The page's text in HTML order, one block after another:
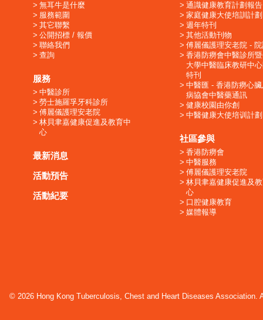
無耳牛是什麼
服務範圍
其它聯繫
公開招標 / 報價
聯絡我們
查詢
服務
中醫診所
勞士施羅孚牙科診所
傅麗儀護理安老院
林貝聿嘉健康促進及教育中
心
最新消息
活動預告
活動紀要
通識健康教育計劃報告
家庭健康大使培訓計劃
週年特刊
其他活動刊物
傅麗儀護理安老院 -
香港防癆會中醫診所
大學中醫臨床教研中
特刊
中醫匯 - 香港防癆心
病協會中醫藥通訊
健康校園由你創
中醫健康大使培训計劃
社區參與
香港防癆會
中醫服務
傅麗儀護理安老院
林貝聿嘉健康促進及
心
口腔健康教育
媒體報導
© 2026 Hong Kong Tuberculosis, Chest and Heart Diseases Association.